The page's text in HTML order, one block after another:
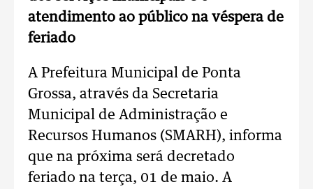
atendimento ao público na véspera de
feriado
A Prefeitura Municipal de Ponta
Grossa, através da Secretaria
Municipal de Administração e
Recursos Humanos (SMARH), informa
que na próxima será decretado
feriado na terça, 01 de maio. A